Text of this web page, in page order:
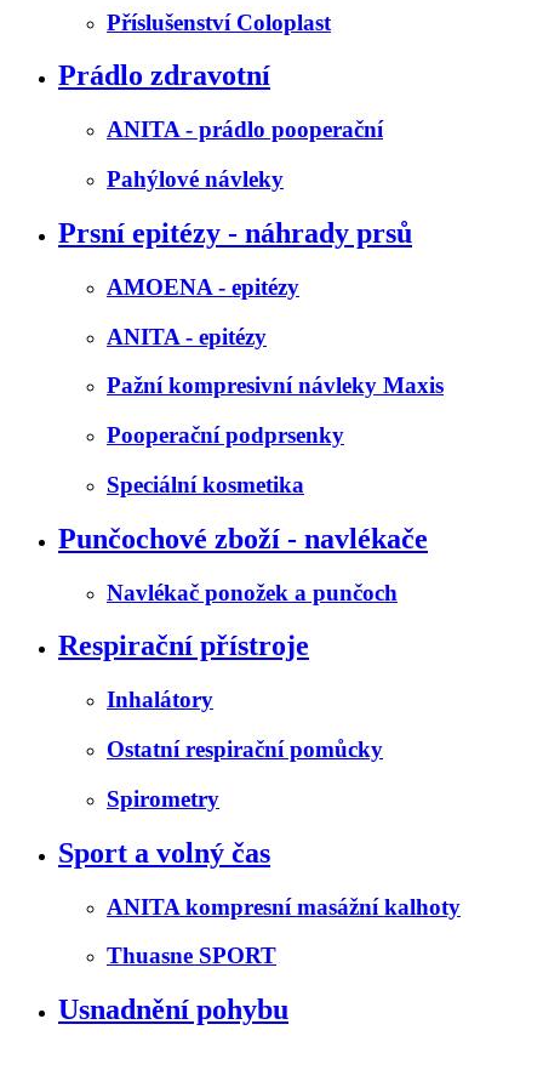
Příslušenství Coloplast
Prádlo zdravotní
ANITA - prádlo pooperační
Pahýlové návleky
Prsní epitézy - náhrady prsů
AMOENA - epitézy
ANITA - epitézy
Pažní kompresivní návleky Maxis
Pooperační podprsenky
Speciální kosmetika
Punčochové zboží - navlékače
Navlékač ponožek a punčoch
Respirační přístroje
Inhalátory
Ostatní respirační pomůcky
Spirometry
Sport a volný čas
ANITA kompresní masážní kalhoty
Thuasne SPORT
Usnadnění pohybu